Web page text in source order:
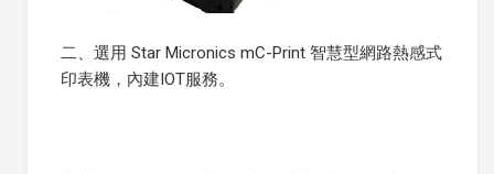
二、選用 Star Micronics mC-Print 智慧型網路熱感式
印表機，內建IOT服務。